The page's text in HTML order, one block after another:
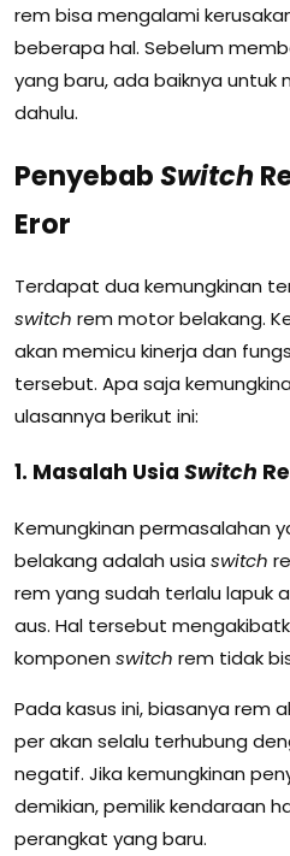
rem bisa mengalami
beberapa hal. Sebelum
yang baru, ada baiknya untuk
dahulu.
PenyebabSwitch
Eror
Terdapat dua kemungkinan
switch rem motor belakang.
akan memicu kinerja dan
tersebut. Apa saja
ulasannya berikut ini:
1. Masalah Usia Switch
Kemungkinan permasalahan
belakang adalah usia switch
rem yang sudah terlalu lapuk
aus. Hal tersebut
komponen switch rem tidak
Pada kasus ini, biasanya rem
per akan selalu terhubung
negatif. Jika kemungkinan
demikian, pemilik kendaraan
perangkat yang baru.